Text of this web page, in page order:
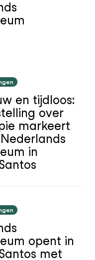
en tijdloos:
over
markeert
in
opent in
met